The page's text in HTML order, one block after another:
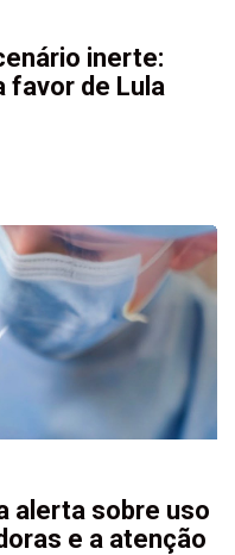
inerte:
favor de Lula
alerta sobre uso
e a atenção